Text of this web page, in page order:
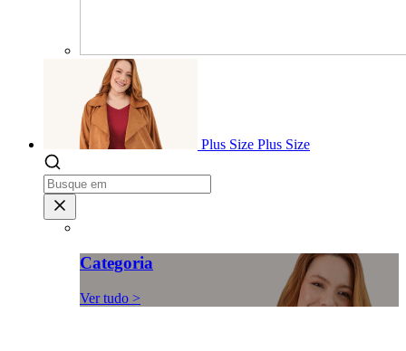
Plus Size Plus Size
Categoria
Ver tudo >